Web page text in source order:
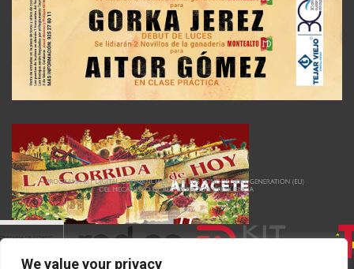
We value your privacy